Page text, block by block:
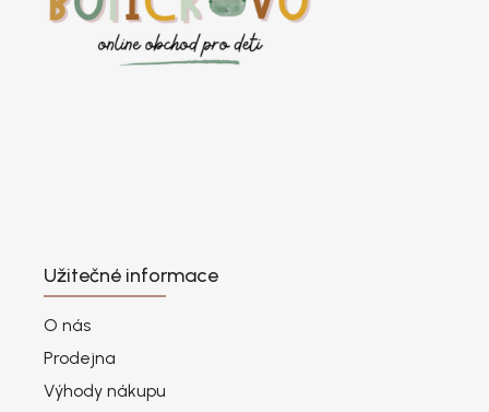
Užitečné informace
O nás
Prodejna
Výhody nákupu